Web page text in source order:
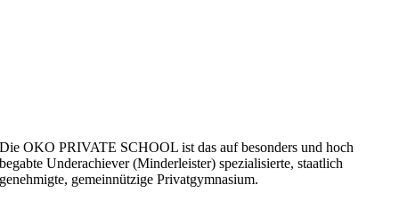
Die OKO PRIVATE SCHOOL ist das auf besonders und hoch
begabte Underachiever (Minderleister) spezialisierte, staatlich
genehmigte, gemeinnützige Privatgymnasium.